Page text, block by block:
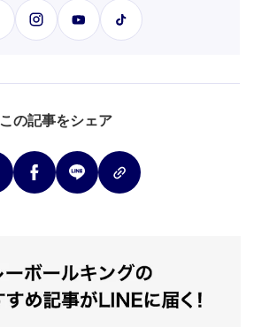
この記事をシェア